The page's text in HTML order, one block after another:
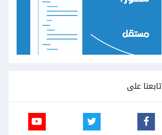
تابعنا على